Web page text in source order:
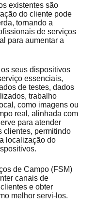
existentes são
do cliente pode
tornando a
de serviços
para aumentar a
seus dispositivos
essenciais,
de testes, dados
trabalho
como imagens ou
real, alinhada com
para atender
clientes, permitindo
localização do
de Campo (FSM)
canais de
e obter
melhor servi-los.